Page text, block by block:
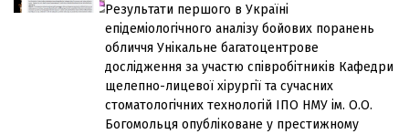
Результати першого в Україні
епідеміологічного аналізу бойових поранень
обличчя Унікальне багатоцентрове
дослідження за участю співробітників Кафедри
щелепно-лицевої хірургії та сучасних
стоматологічних технологій ІПО НМУ ім. О.О.
Богомольця опубліковане у престижному